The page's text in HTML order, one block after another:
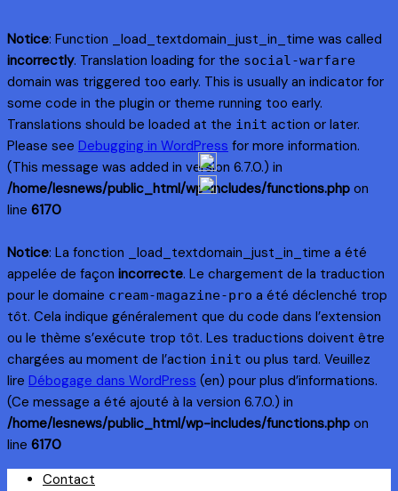
Notice: Function _load_textdomain_just_in_time was called
incorrectly. Translation loading for the social-warfare
domain was triggered too early. This is usually an indicator for
some code in the plugin or theme running too early.
Translations should be loaded at the init action or later.
Please see Debugging in WordPress for more information.
(This message was added in version 6.7.0.) in
/home/lesnews/public_html/wp-includes/functions.php on
line 6170
Notice: La fonction _load_textdomain_just_in_time a été
appelée de façon incorrecte. Le chargement de la traduction
pour le domaine cream-magazine-pro a été déclenché trop
tôt. Cela indique généralement que du code dans l’extension
ou le thème s’exécute trop tôt. Les traductions doivent être
chargées au moment de l’action init ou plus tard. Veuillez
lire Débogage dans WordPress (en) pour plus d’informations.
(Ce message a été ajouté à la version 6.7.0.) in
/home/lesnews/public_html/wp-includes/functions.php on
line 6170
Skip
Contact